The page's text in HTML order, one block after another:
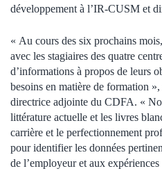
développement à l’IR-CUSM et
« Au cours des six prochains
avec les stagiaires des quatre
d’informations à propos de leurs
besoins en matière de formation
directrice adjointe du CDFA. «
littérature actuelle et les livres
carrière et le perfectionnement
pour identifier les données
de l’employeur et aux